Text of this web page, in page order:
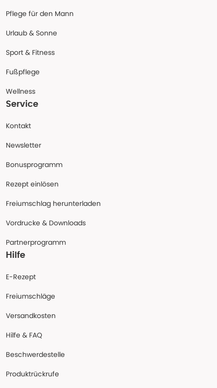
Pflege für den Mann
Urlaub & Sonne
Sport & Fitness
Fußpflege
Wellness
Service
Kontakt
Newsletter
Bonusprogramm
Rezept einlösen
Freiumschlag herunterladen
Vordrucke & Downloads
Partnerprogramm
Hilfe
E-Rezept
Freiumschläge
Versandkosten
Hilfe & FAQ
Beschwerdestelle
Produktrückrufe